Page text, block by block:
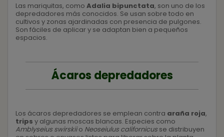
Las mariquitas, como Adalia bipunctata, son uno de los
depredadores más conocidos. Se usan sobre todo en
cultivos y zonas ajardinadas con presencia de pulgones.
Son fáciles de aplicar y se adaptan bien a pequeños
espacios.
Ácaros depredadores
Los ácaros depredadores se emplean contra araña roja,
trips y algunas moscas blancas. Especies como
Amblyseius swirskiio Neoseiulus californicusse distribuyen